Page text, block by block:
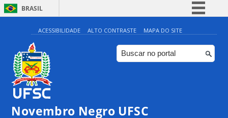
BRASIL
Simplifique!
Comunica BR
Participe
ACESSIBILIDADE ALTO CONTRASTE MAPA DO SITE
Novembro Negro UFSC